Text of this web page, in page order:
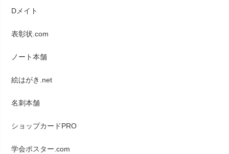
Dメイト
表彰状.com
ノート本舗
絵はがき.net
名刺本舗
ショップカードPRO
学会ポスター.com